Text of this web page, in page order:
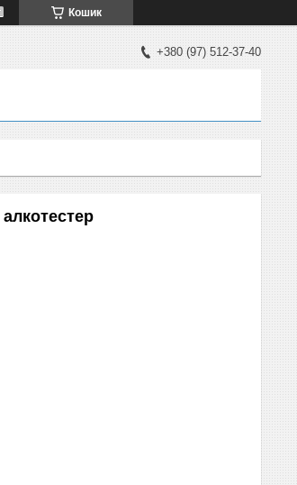
Кошик
+380 (97) 512-37-40